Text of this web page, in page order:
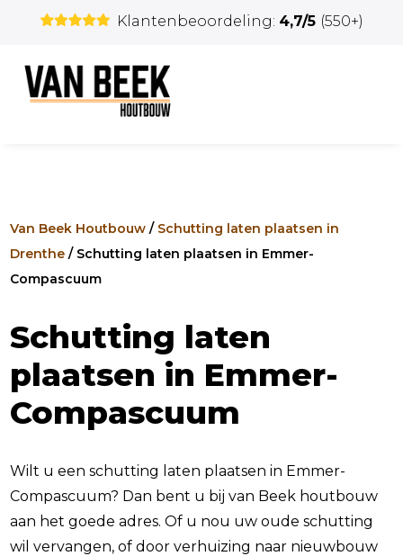
Klantenbeoordeling: 4,7/5 (550+)
Van Beek Houtbouw / Schutting laten plaatsen in
Drenthe / Schutting laten plaatsen in Emmer-
Compascuum
Schutting laten
plaatsen in Emmer-
Compascuum
Wilt u een schutting laten plaatsen in Emmer-
Compascuum? Dan bent u bij van Beek houtbouw
aan het goede adres. Of u nou uw oude schutting
wil vervangen, of door verhuizing naar nieuwbouw